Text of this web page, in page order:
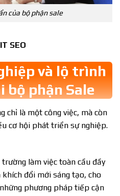
của bộ phận sale
IT SEO
và lộ trình
phận Sale
chỉ là một công việc, mà còn
cơ hội phát triển sự nghiệp.
làm việc toàn cầu đầy
khích đổi mới sáng tạo, cho
phương pháp tiếp cận